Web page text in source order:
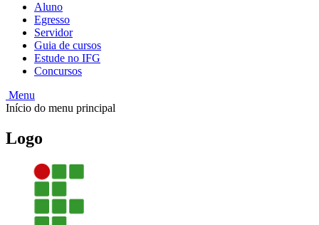
Aluno
Egresso
Servidor
Guia de cursos
Estude no IFG
Concursos
Menu
Início do menu principal
Logo